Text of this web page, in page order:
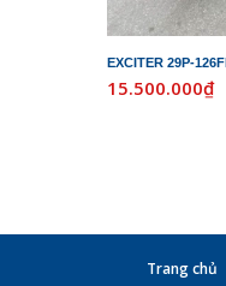
EXCITER 29P-
15.500.000₫
Trang chủ